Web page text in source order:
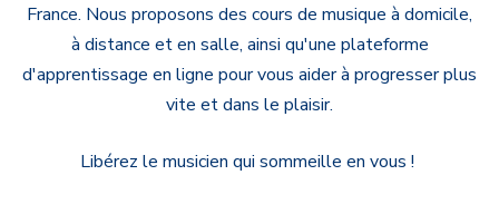
France. Nous proposons des cours de musique à domicile,
à distance et en salle, ainsi qu'une plateforme
d'apprentissage en ligne pour vous aider à progresser plus
vite et dans le plaisir.
Libérez le musicien qui sommeille en vous !